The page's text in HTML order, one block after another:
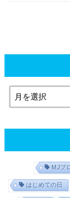
MJプ
はじめての日